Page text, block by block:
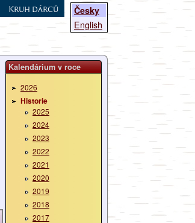
Česky
English
Kruh dárců
Kalendárium v roce
2026
Historie
2025
2024
2023
2022
2021
2020
2019
2018
2017